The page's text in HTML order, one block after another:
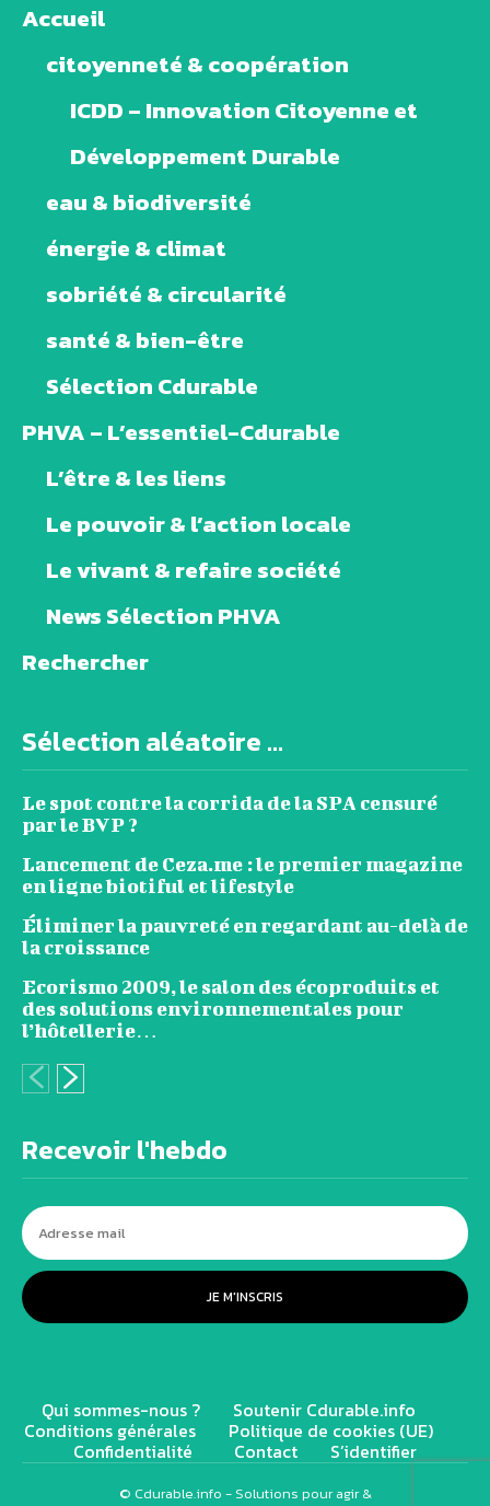
Accueil
citoyenneté & coopération
ICDD – Innovation Citoyenne et
Développement Durable
eau & biodiversité
énergie & climat
sobriété & circularité
santé & bien-être
Sélection Cdurable
PHVA – L’essentiel-Cdurable
L’être & les liens
Le pouvoir & l’action locale
Le vivant & refaire société
News Sélection PHVA
Rechercher
Sélection aléatoire ...
Le spot contre la corrida de la SPA censuré
par le BVP ?
Lancement de Ceza.me : le premier magazine
en ligne biotiful et lifestyle
Éliminer la pauvreté en regardant au-delà de
la croissance
Ecorismo 2009, le salon des écoproduits et
des solutions environnementales pour
l’hôtellerie…
Recevoir l'hebdo
JE M'INSCRIS
Qui sommes-nous ? Soutenir Cdurable.info
Conditions générales Politique de cookies (UE)
Confidentialité Contact S’identifier
© Cdurable.info - Solutions pour agir &